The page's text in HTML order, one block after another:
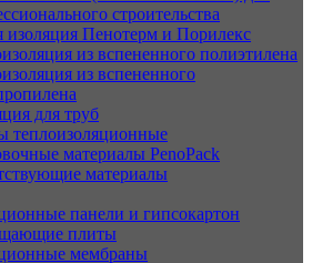
строительства
изоляция Пенотерм и Порилекс
из вспененного полиэтилена
из вспененного
для труб
теплоизоляционные
материалы PenoPack
материалы
панели и гипсокартон
плиты
мембраны